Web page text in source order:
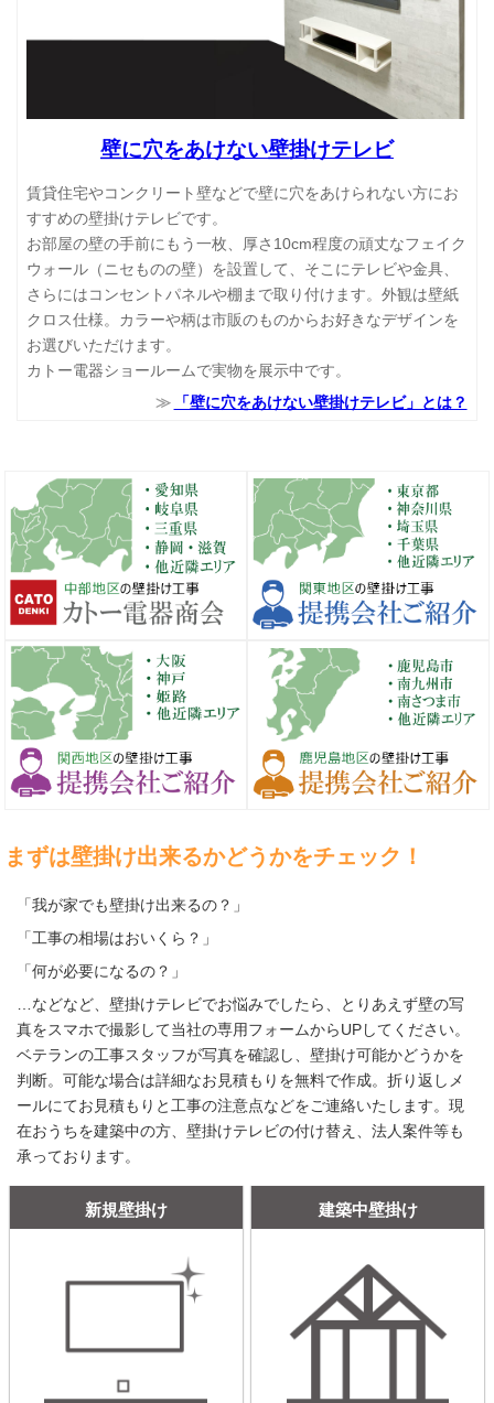
壁に穴をあけない壁掛けテレビ
賃貸住宅やコンクリート壁などで壁に穴をあけられない方にお
すすめの壁掛けテレビです。
お部屋の壁の手前にもう一枚、厚さ10cm程度の頑丈なフェイク
ウォール（ニセものの壁）を設置して、そこにテレビや金具、
さらにはコンセントパネルや棚まで取り付けます。外観は壁紙
クロス仕様。カラーや柄は市販のものからお好きなデザインを
お選びいただけます。
カトー電器ショールームで実物を展示中です。
「壁に穴をあけない壁掛けテレビ」とは？
まずは壁掛け出来るかどうかをチェック！
「我が家でも壁掛け出来るの？」
「工事の相場はおいくら？」
「何が必要になるの？」
…などなど、壁掛けテレビでお悩みでしたら、とりあえず壁の写
真をスマホで撮影して当社の専用フォームからUPしてください。
ベテランの工事スタッフが写真を確認し、壁掛け可能かどうかを
判断。可能な場合は詳細なお見積もりを無料で作成。折り返しメ
ールにてお見積もりと工事の注意点などをご連絡いたします。現
在おうちを建築中の方、壁掛けテレビの付け替え、法人案件等も
承っております。
新規壁掛け 建築中壁掛け